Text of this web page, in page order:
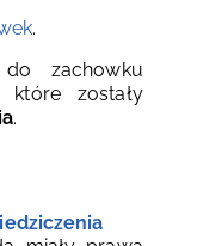
.
zachowku
które zostały
.